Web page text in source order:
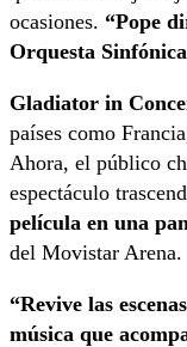
ocasiones. “Pope
Orquesta
Gladiator in
países como
Ahora, el público
espectáculo
película en una
del Movistar Arena.
“Revive las
música que